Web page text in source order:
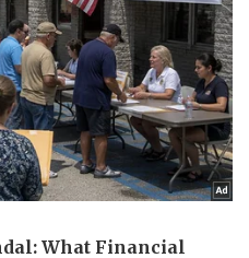
Quân sự - Quốc phòng
Vũ khí
Việt Nam
Phân tích